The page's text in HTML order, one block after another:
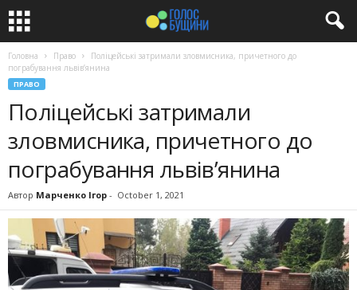
Головна Право
Поліцейські затримали зловмисника, причетного до
пограбування львів’янина
ПРАВО
Поліцейські затримали
зловмисника, причетного до
пограбування львів’янина
Автор Марченко Ігор - October 1, 2021